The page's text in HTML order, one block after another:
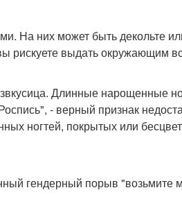
На них может быть декольте
рискуете выдать окружающим
Длинные нарощенные
- верный признак
ногтей, покрытых или
гендерный порыв "возьмите